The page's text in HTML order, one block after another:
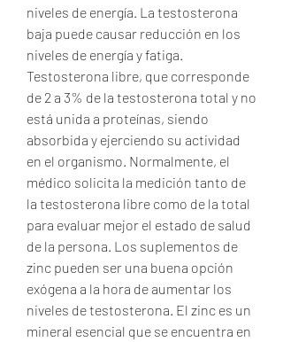
niveles de energía. La testosterona
baja puede causar reducción en los
niveles de energía y fatiga.
Testosterona libre, que corresponde
de 2 a 3% de la testosterona total y no
está unida a proteínas, siendo
absorbida y ejerciendo su actividad
en el organismo. Normalmente, el
médico solicita la medición tanto de
la testosterona libre como de la total
para evaluar mejor el estado de salud
de la persona. Los suplementos de
zinc pueden ser una buena opción
exógena a la hora de aumentar los
niveles de testosterona. El zinc es un
mineral esencial que se encuentra en